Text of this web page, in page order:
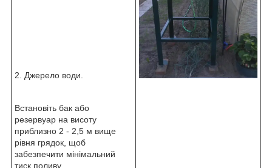
2. Джерело води.
Встановіть бак або
резервуар на висоту
приблизно 2 - 2,5 м вище
рівня грядок, щоб
забезпечити мінімальний
тиск поливу.